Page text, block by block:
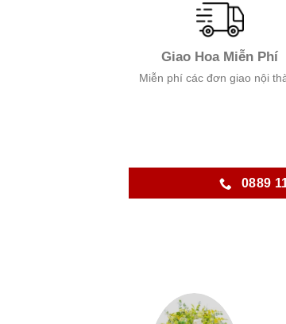
Giao Hoa Miễn Phí
Miễn phí các đơn giao nội
0889